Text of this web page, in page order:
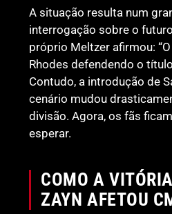
A situação resulta num
interrogação sobre o
próprio Meltzer afirmou:
Rhodes defendendo o
Contudo, a introdução de
cenário mudou
divisão. Agora, os fãs
esperar.
COMO A
ZAYN AFETOU